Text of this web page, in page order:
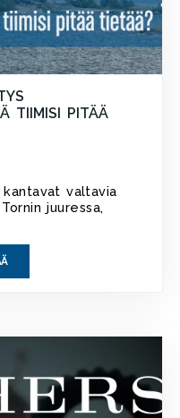
TIIMISI PITÄÄ
valtavia
juuressa,